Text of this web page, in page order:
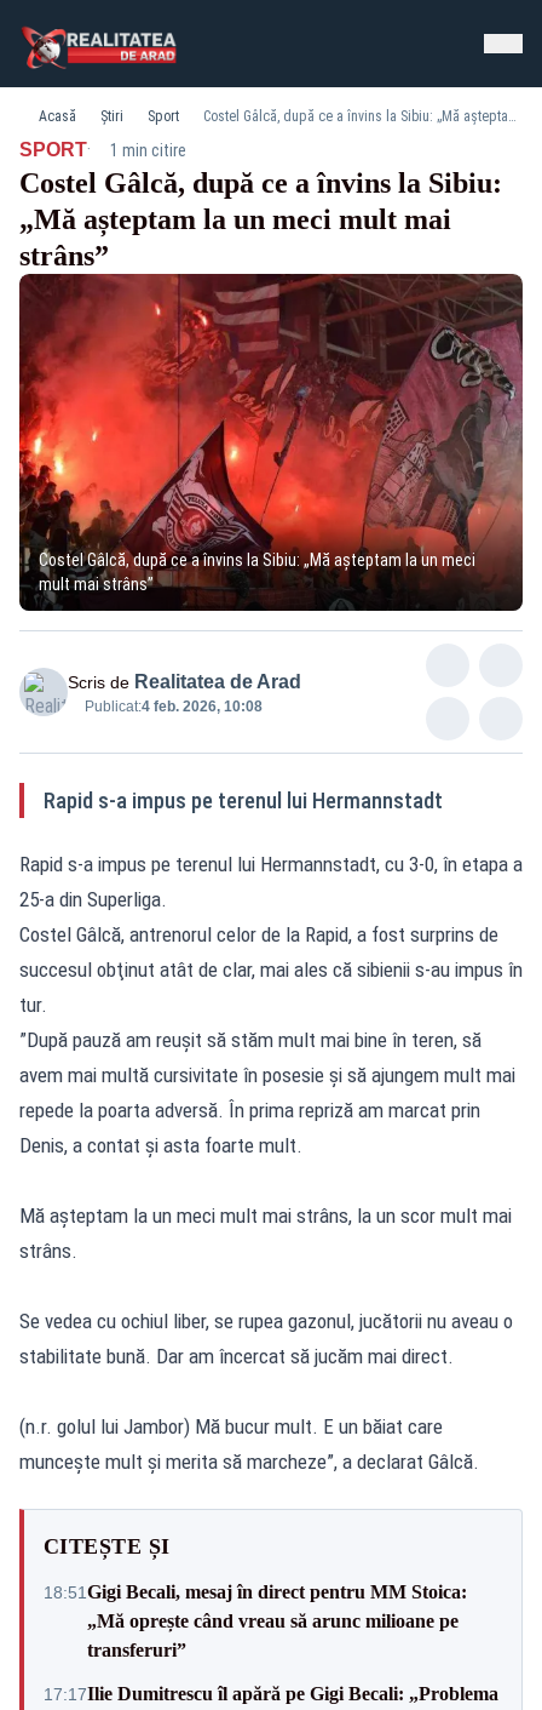
Acasă Știri Sport Costel Gâlcă, după ce a învins la Sibiu: „Mă așteptam la un meci mult mai strâns”
SPORT· 1 min citire
Costel Gâlcă, după ce a învins la Sibiu:
„Mă așteptam la un meci mult mai
strâns”
Costel Gâlcă, după ce a învins la Sibiu: „Mă așteptam la un meci
mult mai strâns”
Scris de Realitatea de Arad
Publicat:4 feb. 2026, 10:08
Rapid s-a impus pe terenul lui Hermannstadt
Rapid s-a impus pe terenul lui Hermannstadt, cu 3-0, în etapa a
25-a din Superliga.
Costel Gâlcă, antrenorul celor de la Rapid, a fost surprins de
succesul obţinut atât de clar, mai ales că sibienii s-au impus în
tur.
”După pauză am reuşit să stăm mult mai bine în teren, să
avem mai multă cursivitate în posesie şi să ajungem mult mai
repede la poarta adversă. În prima repriză am marcat prin
Denis, a contat şi asta foarte mult.
Mă aşteptam la un meci mult mai strâns, la un scor mult mai
strâns.
Se vedea cu ochiul liber, se rupea gazonul, jucătorii nu aveau o
stabilitate bună. Dar am încercat să jucăm mai direct.
(n.r. golul lui Jambor) Mă bucur mult. E un băiat care
munceşte mult şi merita să marcheze”, a declarat Gâlcă.
CITEȘTE ȘI
18:51Gigi Becali, mesaj în direct pentru MM Stoica:
„Mă oprește când vreau să arunc milioane pe
transferuri”
17:17Ilie Dumitrescu îl apără pe Gigi Becali: „Problema